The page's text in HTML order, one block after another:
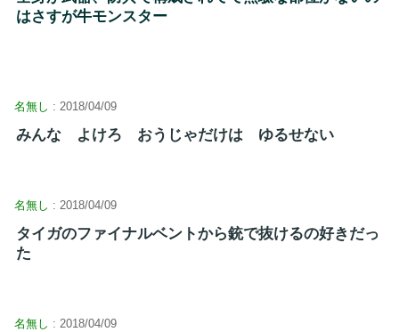
はさすが牛モンスター
名無し : 2018/04/09
みんな よけろ おうじゃだけは ゆるせない
名無し : 2018/04/09
タイガのファイナルベントから銃で抜けるの好きだっ
た
名無し : 2018/04/09